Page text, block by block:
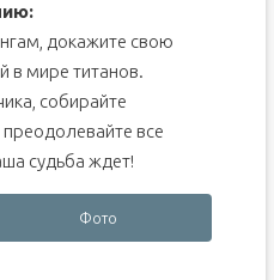
докажите свою
в мире титанов.
собирайте
все
судьба ждет!
Фото